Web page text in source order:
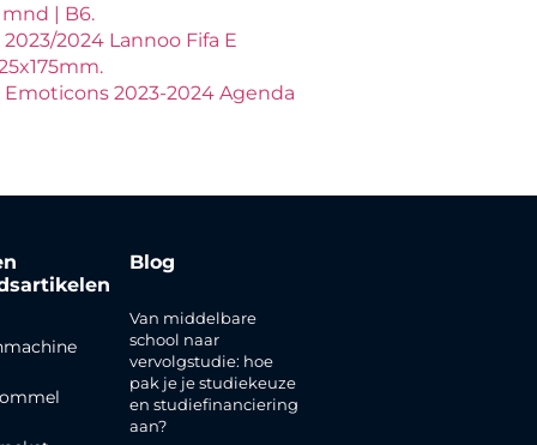
| B6.
2024 Lannoo Fifa E
2023-2024 Agenda
Blog
Van middelbare
school naar
vervolgstudie: hoe
pak je je studiekeuze
en studiefinanciering
aan?